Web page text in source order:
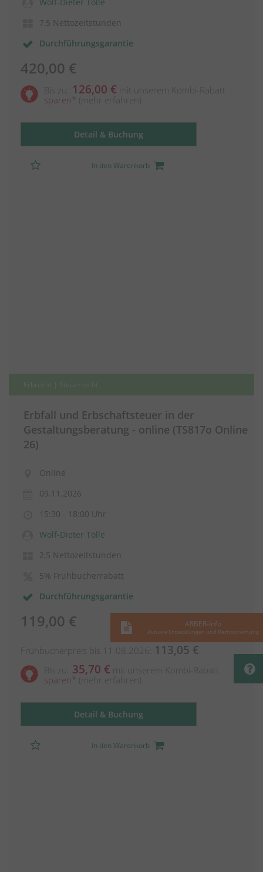
Wolf-Dieter Tölle
7,5 Nettozeitstunden
Durchführungsgarantie
420,00 €
Bis zu: 126,00 € mit unserem Kombi-Rabatt
sparen
(mehr erfahren)
Detail & Buchung
In den Warenkorb
Erbfall und Erbschaftsteuer in der
Gestaltungsberatung - online (TS817o Online
26)
Online
09.11.2026
15:30 - 18:00 Uhr
Wolf-Dieter Tölle
2,5 Nettozeitstunden
5% Frühbucherrabatt
Durchführungsgarantie
119,00 €
Frühbucherpreis bis 11.08.2026: 113,05 €
Bis zu: 35,70 € mit unserem Kombi-Rabatt
sparen
(mehr erfahren)
Detail & Buchung
In den Warenkorb
ARBER-Info
Aktuelle Entwicklungen und Rechtsprechung